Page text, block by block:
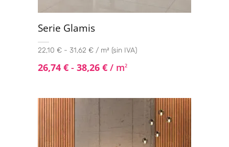
Serie Glamis
22,10 € - 31,62 € / m² (sin IVA)
26,74 € - 38,26 € / m2